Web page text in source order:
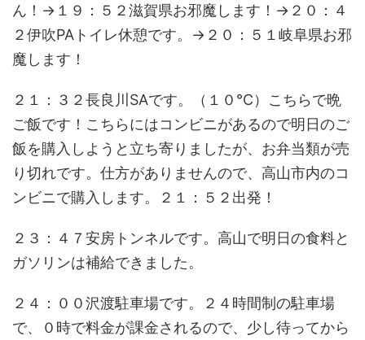
ん！→１９：５２滋賀県お邪魔します！→２０：４
２伊吹PAトイレ休憩です。→２０：５１岐阜県お邪
魔します！
２１：３２長良川SAです。（１０℃）こちらで晩
ご飯です！こちらにはコンビニがあるので明日のご
飯を購入しようと立ち寄りましたが、お弁当類が売
り切れです。仕方がありませんので、高山市内のコ
ンビニで購入します。２１：５２出発！
２３：４７安房トンネルです。高山で明日の食料と
ガソリンは補給できました。
２４：００沢渡駐車場です。２４時間制の駐車場
で、０時で料金が課金されるので、少し待ってから